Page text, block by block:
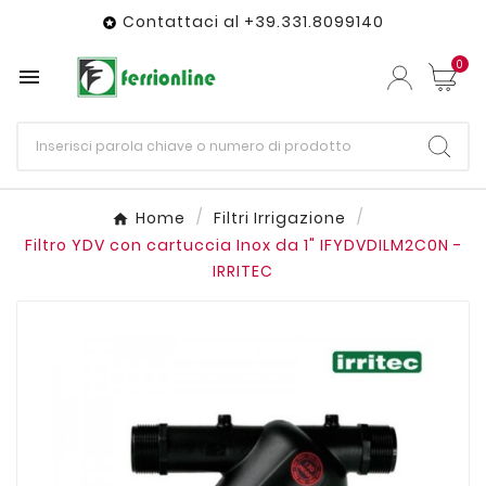
 Contattaci al +39.331.8099140
 0
Home
Filtri Irrigazione
Filtro YDV con cartuccia Inox da 1" IFYDVDILM2C0N -
IRRITEC